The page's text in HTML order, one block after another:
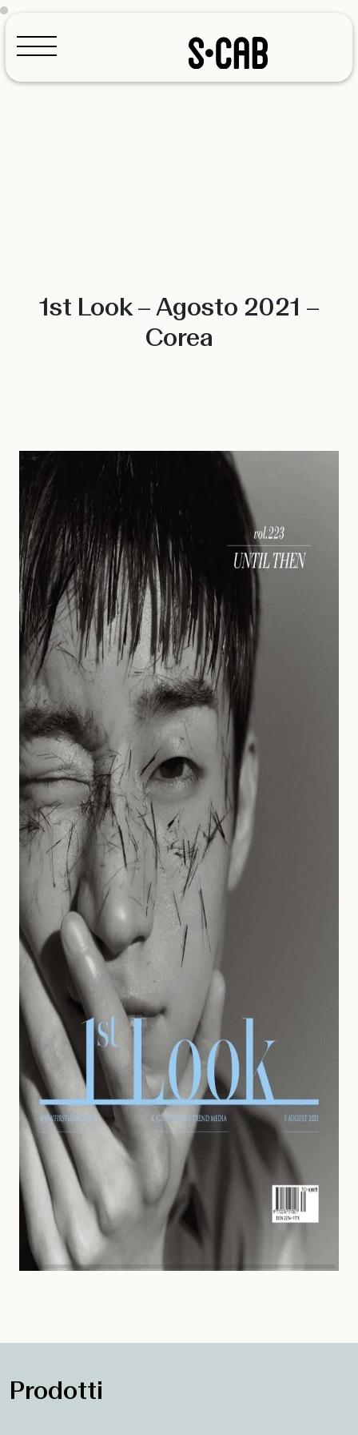
1st Look – Agosto 2021 –
Corea
Prodotti